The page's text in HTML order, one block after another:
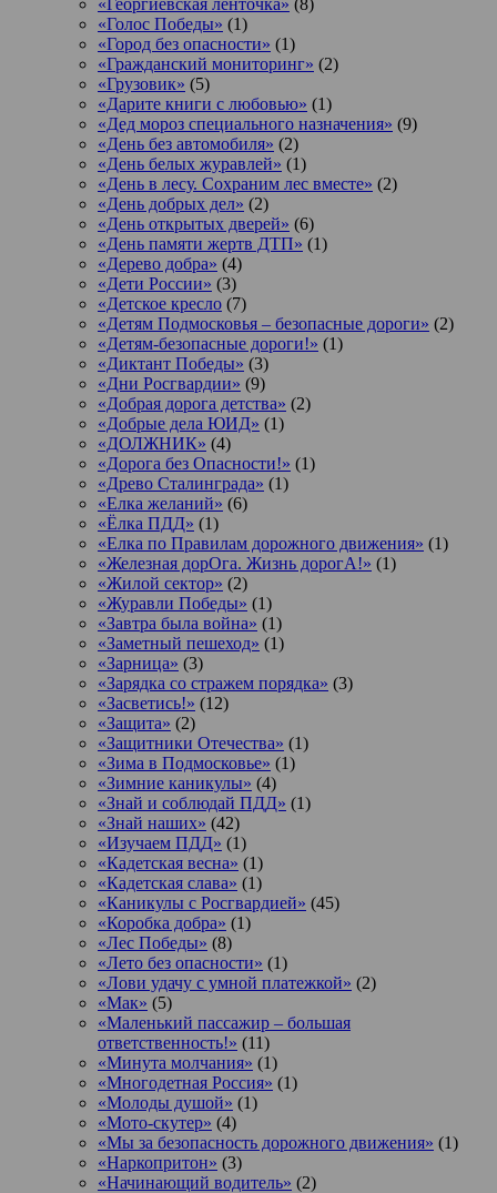
«Голос Победы» (1)
«Город без опасности» (1)
«Гражданский мониторинг» (2)
«Грузовик» (5)
«Дарите книги с любовью» (1)
«Дед мороз специального назначения» (9)
«День без автомобиля» (2)
«День белых журавлей» (1)
«День в лесу. Сохраним лес вместе» (2)
«День добрых дел» (2)
«День открытых дверей» (6)
«День памяти жертв ДТП» (1)
«Дерево добра» (4)
«Дети России» (3)
«Детское кресло (7)
«Детям Подмосковья – безопасные дороги» (2)
«Детям-безопасные дороги!» (1)
«Диктант Победы» (3)
«Дни Росгвардии» (9)
«Добрая дорога детства» (2)
«Добрые дела ЮИД» (1)
«ДОЛЖНИК» (4)
«Дорога без Опасности!» (1)
«Древо Сталинграда» (1)
«Елка желаний» (6)
«Ёлка ПДД» (1)
«Елка по Правилам дорожного движения» (1)
«Железная дорОга. Жизнь дорогА!» (1)
«Жилой сектор» (2)
«Журавли Победы» (1)
«Завтра была война» (1)
«Заметный пешеход» (1)
«Зарница» (3)
«Зарядка со стражем порядка» (3)
«Засветись!» (12)
«Защита» (2)
«Защитники Отечества» (1)
«Зима в Подмосковье» (1)
«Зимние каникулы» (4)
«Знай и соблюдай ПДД» (1)
«Знай наших» (42)
«Изучаем ПДД» (1)
«Кадетская весна» (1)
«Кадетская слава» (1)
«Каникулы с Росгвардией» (45)
«Коробка добра» (1)
«Лес Победы» (8)
«Лето без опасности» (1)
«Лови удачу с умной платежкой» (2)
«Мак» (5)
«Маленький пассажир – большая
ответственность!» (11)
«Минута молчания» (1)
«Многодетная Россия» (1)
«Молоды душой» (1)
«Мото-скутер» (4)
«Мы за безопасность дорожного движения» (1)
«Наркопритон» (3)
«Начинающий водитель» (2)